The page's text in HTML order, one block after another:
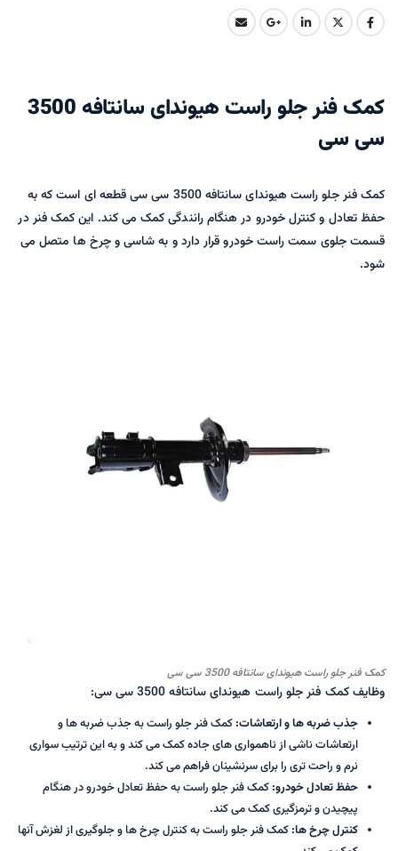
کمک فنر جلو راست هیوندای سانتافه 3500
سی سی
کمک فنر جلو راست هیوندای سانتافه 3500 سی سی قطعه ای است که به
حفظ تعادل و کنترل خودرو در هنگام رانندگی کمک می کند. این کمک فنر در
قسمت جلوی سمت راست خودرو قرار دارد و به شاسی و چرخ ها متصل می
شود.
کمک فنر جلو راست هیوندای سانتافه 3500 سی سی
وظایف کمک فنر جلو راست هیوندای سانتافه 3500 سی سی:
جذب ضربه ها و ارتعاشات: کمک فنر جلو راست به جذب ضربه ها و
ارتعاشات ناشی از ناهمواری های جاده کمک می کند و به این ترتیب سواری
نرم و راحت تری را برای سرنشینان فراهم می کند.
حفظ تعادل خودرو: کمک فنر جلو راست به حفظ تعادل خودرو در هنگام
پیچیدن و ترمزگیری کمک می کند.
کنترل چرخ ها: کمک فنر جلو راست به کنترل چرخ ها و جلوگیری از لغزش آنها